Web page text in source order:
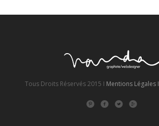
Tous Droits Réservés 2015 I Mentions Légales I